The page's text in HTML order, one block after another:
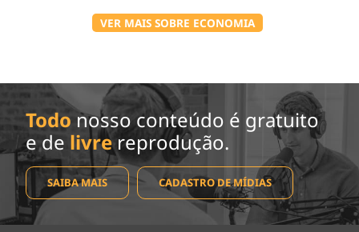
VER MAIS SOBRE ECONOMIA
Todo nosso conteúdo é gratuito
e de livrereprodução.
SAIBA MAIS CADASTRO DE MÍDIAS